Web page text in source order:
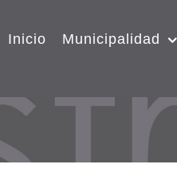
Inicio Municipalidad